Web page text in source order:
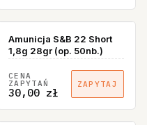
Amunicja S&B 22 Short
1,8g 28gr (op. 50nb.)
CENA
ZAPYTAŃ
30,00 zł
ZAPYTAJ